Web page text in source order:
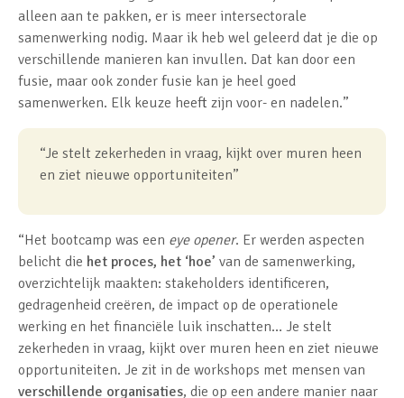
alleen aan te pakken, er is meer intersectorale
samenwerking nodig. Maar ik heb wel geleerd dat je die op
verschillende manieren kan invullen. Dat kan door een
fusie, maar ook zonder fusie kan je heel goed
samenwerken. Elk keuze heeft zijn voor- en nadelen.”
“Je stelt zekerheden in vraag, kijkt over muren heen
en ziet nieuwe opportuniteiten”
“Het bootcamp was een eye opener. Er werden aspecten
belicht die het proces, het ‘hoe’ van de samenwerking,
overzichtelijk maakten: stakeholders identificeren,
gedragenheid creëren, de impact op de operationele
werking en het financiële luik inschatten… Je stelt
zekerheden in vraag, kijkt over muren heen en ziet nieuwe
opportuniteiten. Je zit in de workshops met mensen van
verschillende organisaties, die op een andere manier naar